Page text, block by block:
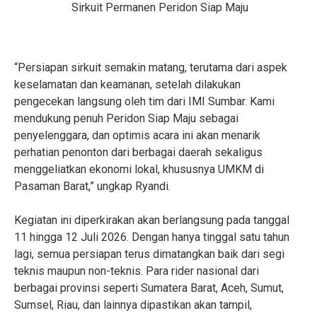
Sirkuit Permanen Peridon Siap Maju
“Persiapan sirkuit semakin matang, terutama dari aspek
keselamatan dan keamanan, setelah dilakukan
pengecekan langsung oleh tim dari IMI Sumbar. Kami
mendukung penuh Peridon Siap Maju sebagai
penyelenggara, dan optimis acara ini akan menarik
perhatian penonton dari berbagai daerah sekaligus
menggeliatkan ekonomi lokal, khususnya UMKM di
Pasaman Barat,” ungkap Ryandi.
Kegiatan ini diperkirakan akan berlangsung pada tanggal
11 hingga 12 Juli 2026. Dengan hanya tinggal satu tahun
lagi, semua persiapan terus dimatangkan baik dari segi
teknis maupun non-teknis. Para rider nasional dari
berbagai provinsi seperti Sumatera Barat, Aceh, Sumut,
Sumsel, Riau, dan lainnya dipastikan akan tampil,